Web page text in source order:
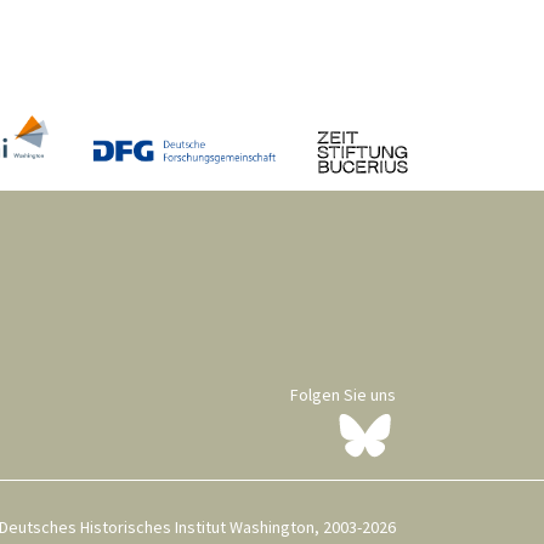
Folgen Sie uns
Historisches Institut Washington, 2003-2026